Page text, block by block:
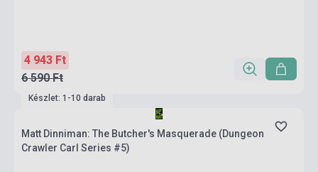
4 943 Ft
6 590 Ft
Készlet: 1-10 darab
Matt Dinniman: The Butcher's Masquerade (Dungeon
Crawler Carl Series #5)